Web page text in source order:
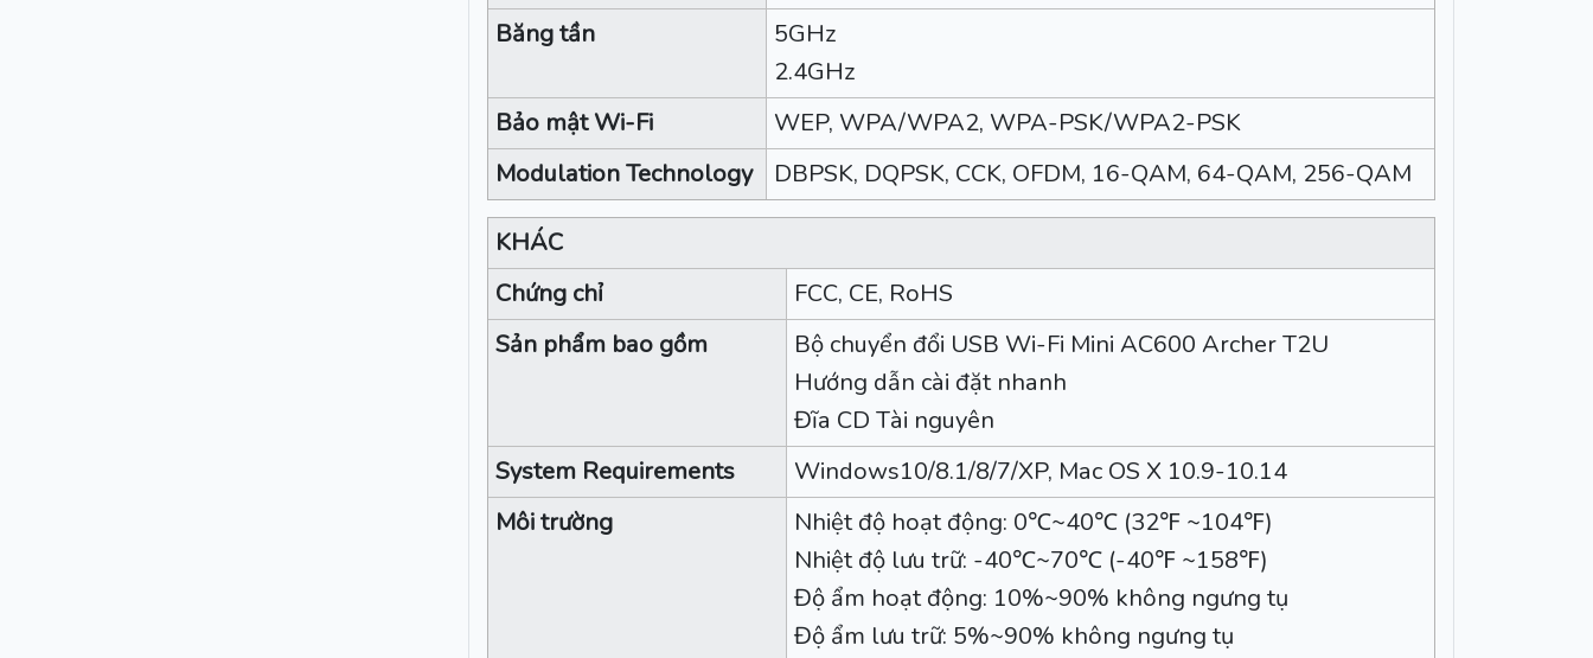
Băng tần
5GHz
2.4GHz
Bảo mật Wi-Fi
WEP, WPA/WPA2, WPA-PSK/WPA2-PSK
Modulation Technology
DBPSK, DQPSK, CCK, OFDM, 16-QAM, 64-QAM, 256-QAM
KHÁC
Chứng chỉ
FCC, CE, RoHS
Sản phẩm bao gồm
Bộ chuyển đổi USB Wi-Fi Mini AC600 Archer T2U
Hướng dẫn cài đặt nhanh
Đĩa CD Tài nguyên
System Requirements
Windows10/8.1/8/7/XP, Mac OS X 10.9-10.14
Môi trường
Nhiệt độ hoạt động: 0℃~40℃ (32℉ ~104℉)
Nhiệt độ lưu trữ: -40℃~70℃ (-40℉ ~158℉)
Độ ẩm hoạt động: 10%~90% không ngưng tụ
Độ ẩm lưu trữ: 5%~90% không ngưng tụ